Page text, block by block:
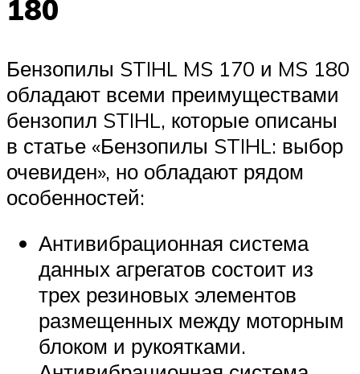
180
Бензопилы STIHL MS 170 и MS 180
обладают всеми преимуществами
бензопил STIHL, которые описаны
в статье «Бензопилы STIHL: выбор
очевиден», но обладают рядом
особенностей:
Антивибрационная система
данных агрегатов состоит из
трех резиновых элементов
размещенных между моторным
блоком и рукоятками.